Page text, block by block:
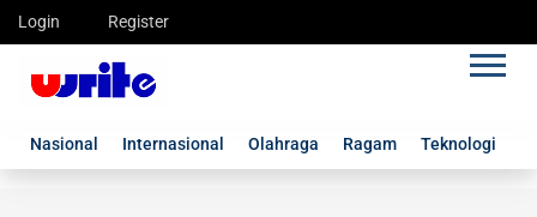
Login Register
Nasional Internasional Olahraga Ragam Teknologi